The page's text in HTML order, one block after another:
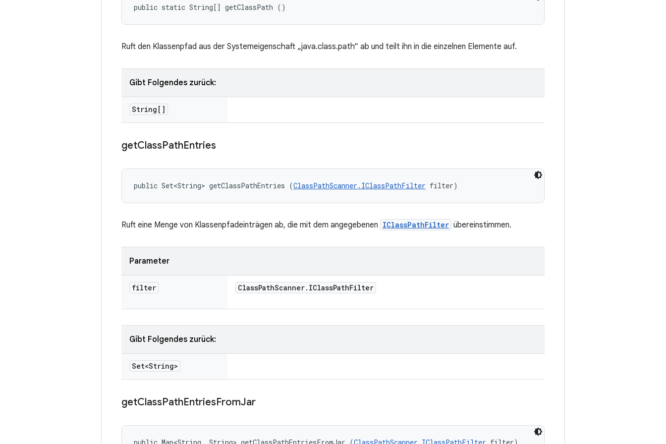
public static String[] getClassPath ()
Ruft den Klassenpfad aus der Systemeigenschaft „java.class.path“ ab und teilt ihn in die einzelnen Elemente auf.
Gibt Folgendes zurück:
String[]
getClassPathEntries
public Set<String> getClassPathEntries (ClassPathScanner.IClassPathFilter filter)
Ruft eine Menge von Klassenpfadeinträgen ab, die mit dem angegebenen IClassPathFilter übereinstimmen.
Parameter
filter ClassPathScanner. IClassPathFilter
Gibt Folgendes zurück:
Set<String>
getClassPathEntriesFromJar